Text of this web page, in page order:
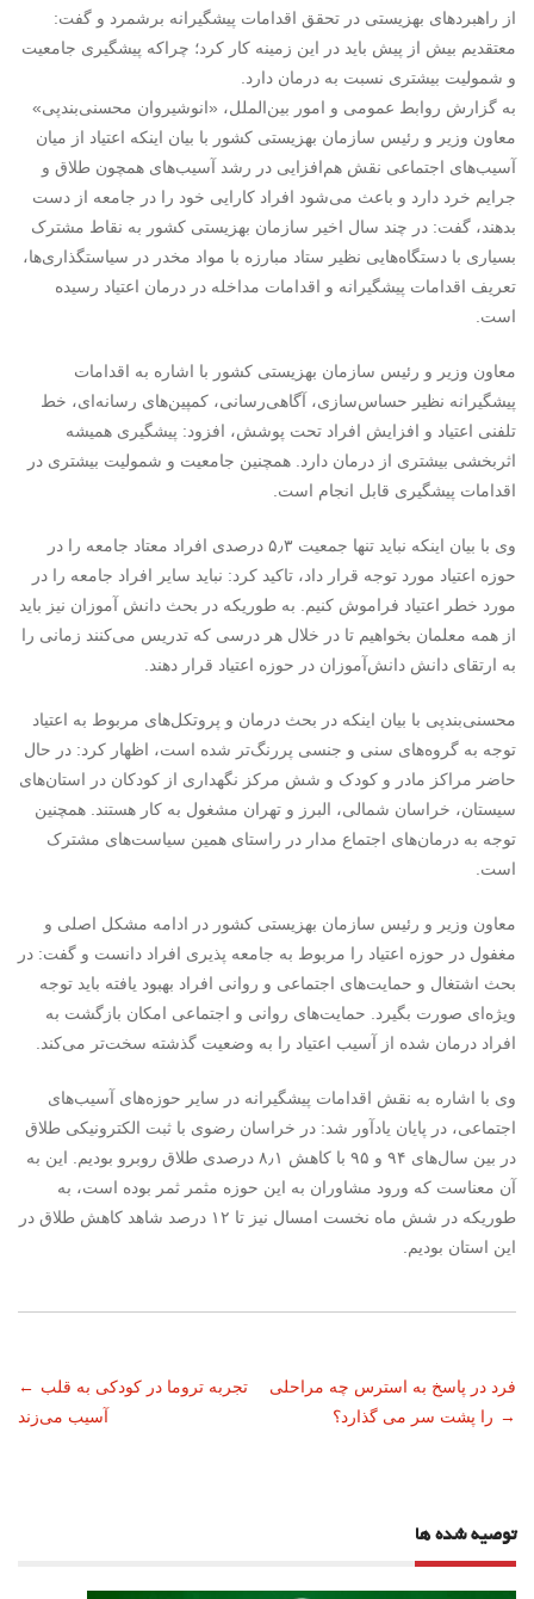
از راهبردهای بهزیستی در تحقق اقدامات پیشگیرانه برشمرد و گفت:
معتقدیم بیش از پیش باید در این زمینه کار کرد؛ چراکه پیشگیری جامعیت
و شمولیت بیشتری نسبت به درمان دارد.
به گزارش روابط عمومی و امور بین‌الملل، «انوشیروان محسنی‌بندپی»
معاون وزیر و رئیس سازمان بهزیستی کشور با بیان اینکه اعتیاد از میان
آسیب‌های اجتماعی نقش هم‌افزایی در رشد آسیب‌های همچون طلاق و
جرایم خرد دارد و باعث می‌شود افراد کارایی خود را در جامعه از دست
بدهند، گفت: در چند سال اخیر سازمان بهزیستی کشور به نقاط مشترک
بسیاری با دستگاه‌هایی نظیر ستاد مبارزه با مواد مخدر در سیاستگذاری‌ها،
تعریف اقدامات پیشگیرانه و اقدامات مداخله در درمان اعتیاد رسیده
است.
معاون وزیر و رئیس سازمان بهزیستی کشور با اشاره به اقدامات
پیشگیرانه نظیر حساس‌سازی، آگاهی‌رسانی، کمپین‌های رسانه‌ای، خط
تلفنی اعتیاد و افزایش افراد تحت پوشش، افزود: پیشگیری همیشه
اثربخشی بیشتری از درمان دارد. همچنین جامعیت و شمولیت بیشتری در
اقدامات پیشگیری قابل انجام است.
وی با بیان اینکه نباید تنها جمعیت ۵٫۳ درصدی افراد معتاد جامعه را در
حوزه اعتیاد مورد توجه قرار داد، تاکید کرد: نباید سایر افراد جامعه را در
مورد خطر اعتیاد فراموش کنیم. به طوریکه در بحث دانش آموزان نیز باید
از همه معلمان بخواهیم تا در خلال هر درسی که تدریس می‌کنند زمانی را
به ارتقای دانش دانش‌آموزان در حوزه اعتیاد قرار دهند.
محسنی‌بندپی با بیان اینکه در بحث درمان و پروتکل‌های مربوط به اعتیاد
توجه به گروه‌های سنی و جنسی پررنگ‌تر شده است،‌ اظهار کرد: در حال
حاضر مراکز مادر و کودک و شش مرکز نگهداری از کودکان در استان‌های
سیستان، خراسان شمالی، البرز و تهران مشغول به کار هستند. همچنین
توجه به درمان‌های اجتماع مدار در راستای همین سیاست‌های مشترک
است.
معاون وزیر و رئیس سازمان بهزیستی کشور در ادامه مشکل اصلی و
مغفول در حوزه اعتیاد را مربوط به جامعه پذیری افراد دانست و گفت: در
بحث اشتغال و حمایت‌های اجتماعی و روانی افراد بهبود یافته باید توجه
ویژه‌ای صورت بگیرد. حمایت‌های روانی و اجتماعی امکان بازگشت به
افراد درمان شده از آسیب اعتیاد را به وضعیت گذشته سخت‌تر می‌کند.
وی با اشاره به نقش اقدامات پیشگیرانه در سایر حوزه‌های آسیب‌های
اجتماعی، در پایان یادآور شد: در خراسان رضوی با ثبت الکترونیکی طلاق
در بین سال‌های ۹۴ و ۹۵ با کاهش ۸٫۱ درصدی طلاق روبرو بودیم. این به
آن معناست که ورود مشاوران به این حوزه مثمر ثمر بوده است، به
طوریکه در شش ماه نخست امسال نیز تا ۱۲ درصد شاهد کاهش طلاق در
این استان بودیم.
ناوبری
نوشته
← تجربه تروما در کودکی به قلب
آسیب می‌زند
فرد در پاسخ به استرس چه مراحلی
را پشت سر می گذارد؟ →
توصیه شده ها